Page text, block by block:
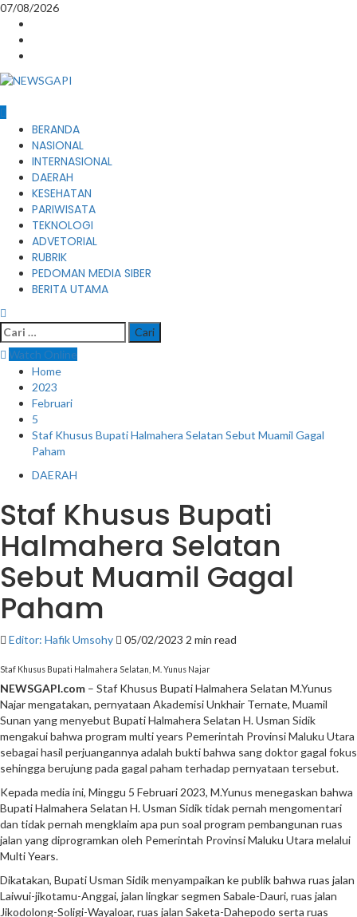
Skip
content
07/08/2026
Primary
Menu
BERANDA
NASIONAL
INTERNASIONAL
DAERAH
KESEHATAN
PARIWISATA
TEKNOLOGI
ADVETORIAL
RUBRIK
PEDOMAN MEDIA SIBER
BERITA UTAMA
Cari
untuk:
Watch Online
Home
2023
Februari
5
Staf Khusus Bupati Halmahera Selatan Sebut Muamil Gagal
Paham
DAERAH
Staf Khusus Bupati
Halmahera Selatan
Sebut Muamil Gagal
Paham
Editor: Hafik Umsohy 05/02/2023 2 min read
Staf Khusus Bupati Halmahera Selatan, M. Yunus Najar
NEWSGAPI.com – Staf Khusus Bupati Halmahera Selatan M.Yunus
Najar mengatakan, pernyataan Akademisi Unkhair Ternate, Muamil
Sunan yang menyebut Bupati Halmahera Selatan H. Usman Sidik
mengakui bahwa program multi years Pemerintah Provinsi Maluku Utara
sebagai hasil perjuangannya adalah bukti bahwa sang doktor gagal fokus
sehingga berujung pada gagal paham terhadap pernyataan tersebut.
Kepada media ini, Minggu 5 Februari 2023, M.Yunus menegaskan bahwa
Bupati Halmahera Selatan H. Usman Sidik tidak pernah mengomentari
dan tidak pernah mengklaim apa pun soal program pembangunan ruas
jalan yang diprogramkan oleh Pemerintah Provinsi Maluku Utara melalui
Multi Years.
Dikatakan, Bupati Usman Sidik menyampaikan ke publik bahwa ruas jalan
Laiwui-jikotamu-Anggai, jalan lingkar segmen Sabale-Dauri, ruas jalan
Jikodolong-Soligi-Wayaloar, ruas jalan Saketa-Dahepodo serta ruas